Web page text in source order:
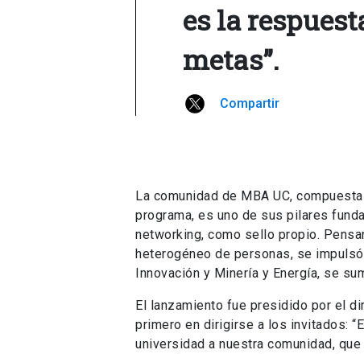
es la
metas”.
Compartir
La comunidad de MBA UC,
programa, es uno de sus pilares
networking, como sello propio.
heterogéneo de personas, se
Innovación y Minería y Energía, se
El lanzamiento fue presidido por el
primero en dirigirse a los invitados:
universidad a nuestra comunidad,